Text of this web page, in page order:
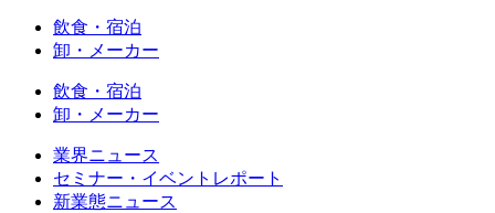
飲食・宿泊
卸・メーカー
飲食・宿泊
卸・メーカー
業界ニュース
セミナー・イベントレポート
新業態ニュース